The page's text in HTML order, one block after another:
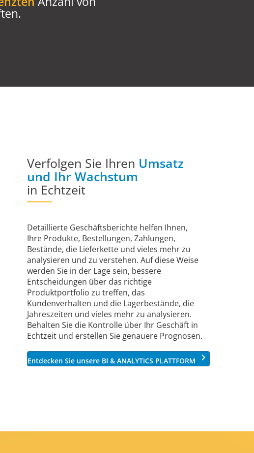
Verfolgen Sie Ihren Umsatz
und Ihr Wachstum
in Echtzeit
Detaillierte Geschäftsberichte helfen Ihnen,
Ihre Produkte, Bestellungen, Zahlungen,
Bestände, die Lieferkette und vieles mehr zu
analysieren und zu verstehen. Auf diese Weise
werden Sie in der Lage sein, bessere
Entscheidungen über das richtige
Produktportfolio zu treffen, das
Kundenverhalten und die Lagerbestände, die
Jahreszeiten und vieles mehr zu analysieren.
Behalten Sie die Kontrolle über Ihr Geschäft in
Echtzeit und erstellen Sie genauere Prognosen.
Entdecken Sie unsere BI & ANALYTICS PLATTFORM keyboard_arrow_right